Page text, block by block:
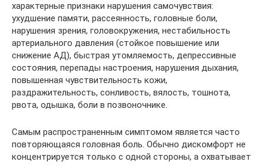
характерные признаки нарушения самочувствия:
ухудшение памяти, рассеянность, головные боли,
нарушения зрения, головокружения, нестабильность
артериального давления (стойкое повышение или
снижение АД), быстрая утомляемость, депрессивные
состояния, перепады настроения, нарушения дыхания,
повышенная чувствительность кожи,
раздражительность, сонливость, вялость, тошнота,
рвота, одышка, боли в позвоночнике.
Самым распространенным симптомом является часто
повторяющаяся головная боль. Обычно дискомфорт не
концентрируется только с одной стороны, а охватывает